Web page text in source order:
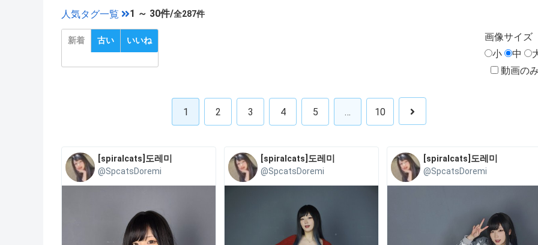
人気タグ一覧 1 ～ 30件/全287件
新着 古い いいね 画像サイズ
小
中
動画の
1 2 3 4 5 … 10
[spiralcats]도레미
@SpcatsDoremi
[spiralcats]도레미
@SpcatsDoremi
[spiralcats]도레미
@SpcatsDoremi